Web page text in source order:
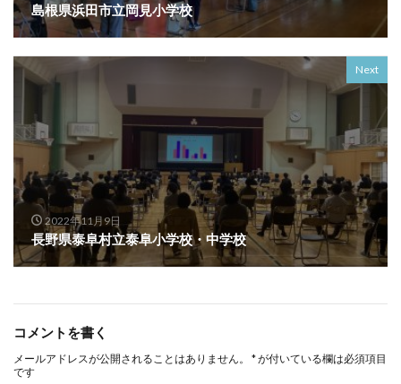
島根県浜田市立岡見小学校
Next
2022年11月9日
長野県泰阜村立泰阜小学校・中学校
コメントを書く
メールアドレスが公開されることはありません。 *が付いている欄は必須項目
です